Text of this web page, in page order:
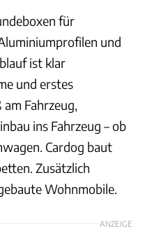
für
und
ist klar
und erstes
Fahrzeug,
ins Fahrzeug – ob
Cardog baut
Zusätzlich
Wohnmobile.
ANZEIGE